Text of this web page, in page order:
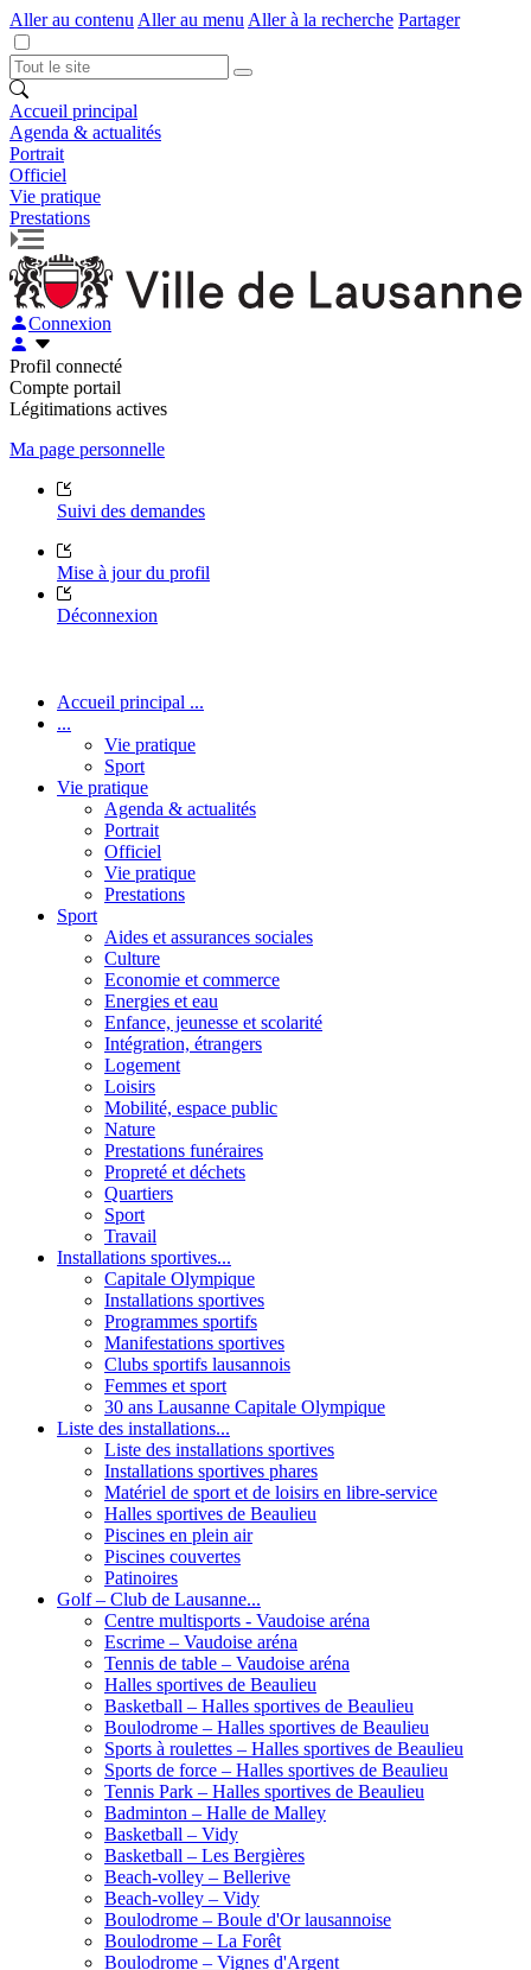
Aller au contenu Aller au menu Aller à la recherche Partager
Accueil principal
Agenda & actualités
Portrait
Officiel
Vie pratique
Prestations
Connexion
Profil connecté
Compte portail
Légitimations actives
Ma page personnelle
Suivi des demandes
Mise à jour du profil
Déconnexion
Accueil principal ...
...
Vie pratique
Sport
Vie pratique
Agenda & actualités
Portrait
Officiel
Vie pratique
Prestations
Sport
Aides et assurances sociales
Culture
Economie et commerce
Energies et eau
Enfance, jeunesse et scolarité
Intégration, étrangers
Logement
Loisirs
Mobilité, espace public
Nature
Prestations funéraires
Propreté et déchets
Quartiers
Sport
Travail
Installations sportives...
Capitale Olympique
Installations sportives
Programmes sportifs
Manifestations sportives
Clubs sportifs lausannois
Femmes et sport
30 ans Lausanne Capitale Olympique
Liste des installations...
Liste des installations sportives
Installations sportives phares
Matériel de sport et de loisirs en libre-service
Halles sportives de Beaulieu
Piscines en plein air
Piscines couvertes
Patinoires
Golf – Club de Lausanne...
Centre multisports - Vaudoise aréna
Escrime – Vaudoise aréna
Tennis de table – Vaudoise aréna
Halles sportives de Beaulieu
Basketball – Halles sportives de Beaulieu
Boulodrome – Halles sportives de Beaulieu
Sports à roulettes – Halles sportives de Beaulieu
Sports de force – Halles sportives de Beaulieu
Tennis Park – Halles sportives de Beaulieu
Badminton – Halle de Malley
Basketball – Vidy
Basketball – Les Bergières
Beach-volley – Bellerive
Beach-volley – Vidy
Boulodrome – Boule d'Or lausannoise
Boulodrome – La Forêt
Boulodrome – Vignes d'Argent